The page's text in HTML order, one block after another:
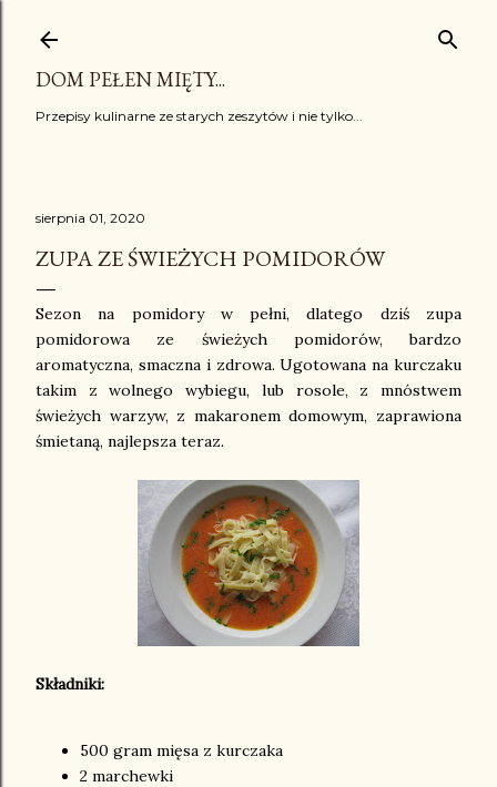
DOM PEŁEN MIĘTY...
Przepisy kulinarne ze starych zeszytów i nie tylko...
sierpnia 01, 2020
ZUPA ZE ŚWIEŻYCH POMIDORÓW
Sezon na pomidory w pełni, dlatego dziś zupa
pomidorowa ze świeżych pomidorów, bardzo
aromatyczna, smaczna i zdrowa. Ugotowana na kurczaku
takim z wolnego wybiegu, lub rosole, z mnóstwem
świeżych warzyw, z makaronem domowym, zaprawiona
śmietaną, najlepsza teraz.
Składniki:
500 gram mięsa z kurczaka
2 marchewki